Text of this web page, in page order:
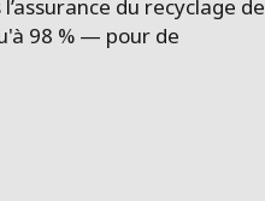
FINLANDE
du recyclage de
98 % — pour de